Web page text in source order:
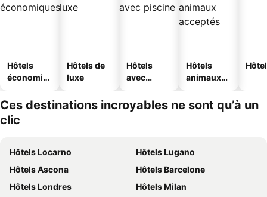
Hôtels
économiq
Hôtels de
luxe
Hôtels
avec
Hôtels
animaux
Ces destinations incroyables ne sont qu’à un
clic
Hôtels Locarno
Hôtels Lugano
Hôtels Ascona
Hôtels Barcelone
Hôtels Londres
Hôtels Milan